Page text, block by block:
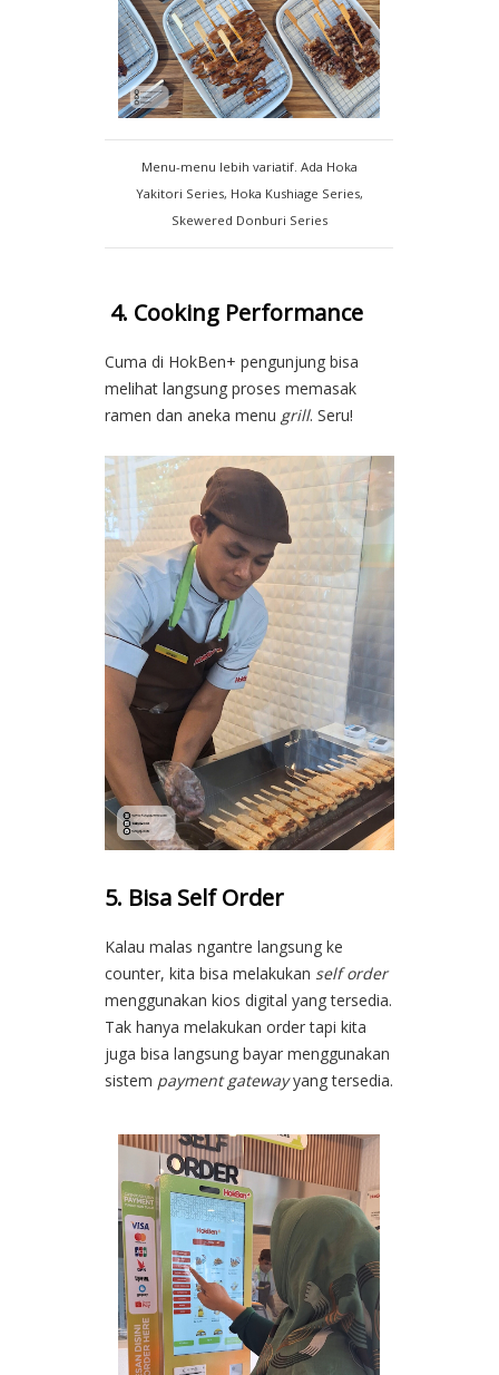
Menu-menu lebih variatif. Ada Hoka
Yakitori Series, Hoka Kushiage Series,
Skewered Donburi Series
4. Cooking Performance
Cuma di HokBen+ pengunjung bisa
melihat langsung proses memasak
ramen dan aneka menu grill. Seru!
5. Bisa Self Order
Kalau malas ngantre langsung ke
counter, kita bisa melakukan self order
menggunakan kios digital yang tersedia.
Tak hanya melakukan order tapi kita
juga bisa langsung bayar menggunakan
sistem payment gatewayyang tersedia.